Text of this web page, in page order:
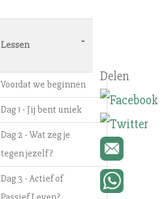
Lessen -
Voordat we beginnen
Dag 1 - Jij bent uniek
Dag 2 - Wat zeg je
tegen jezelf?
Dag 3 - Actief of